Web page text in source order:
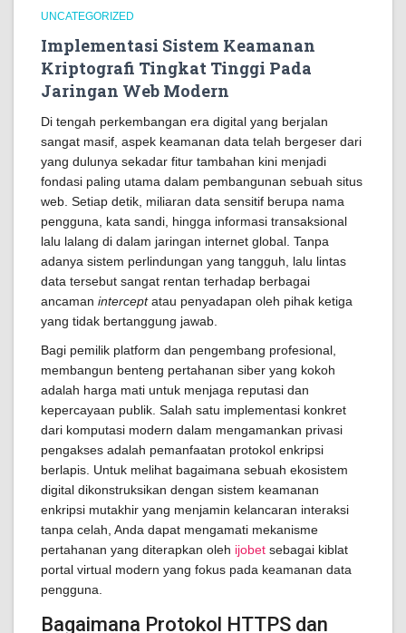
UNCATEGORIZED
Implementasi Sistem Keamanan
Kriptografi Tingkat Tinggi Pada
Jaringan Web Modern
Di tengah perkembangan era digital yang berjalan
sangat masif, aspek keamanan data telah bergeser dari
yang dulunya sekadar fitur tambahan kini menjadi
fondasi paling utama dalam pembangunan sebuah situs
web. Setiap detik, miliaran data sensitif berupa nama
pengguna, kata sandi, hingga informasi transaksional
lalu lalang di dalam jaringan internet global. Tanpa
adanya sistem perlindungan yang tangguh, lalu lintas
data tersebut sangat rentan terhadap berbagai
ancaman interceptatau penyadapan oleh pihak ketiga
yang tidak bertanggung jawab.
Bagi pemilik platform dan pengembang profesional,
membangun benteng pertahanan siber yang kokoh
adalah harga mati untuk menjaga reputasi dan
kepercayaan publik. Salah satu implementasi konkret
dari komputasi modern dalam mengamankan privasi
pengakses adalah pemanfaatan protokol enkripsi
berlapis. Untuk melihat bagaimana sebuah ekosistem
digital dikonstruksikan dengan sistem keamanan
enkripsi mutakhir yang menjamin kelancaran interaksi
tanpa celah, Anda dapat mengamati mekanisme
pertahanan yang diterapkan oleh ijobet sebagai kiblat
portal virtual modern yang fokus pada keamanan data
pengguna.
Bagaimana Protokol HTTPS dan